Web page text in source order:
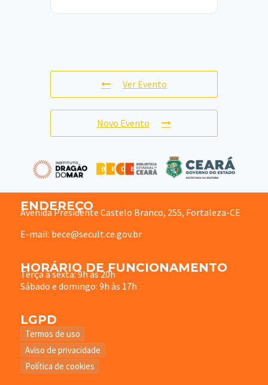
Ver Evento
Novo Evento
ENDEREÇO
Avenida Presidente Castelo Branco, 255, Fortaleza-CE
E-mail: bece@secult.ce.gov.br
HORÁRIO DE FUNCIONAMENTO
Terça à sexta: 9h às 20h
Sábado e domingo: 9h às 17h
LGPD
Termos de uso
Aviso de privacidade
Política de cookies